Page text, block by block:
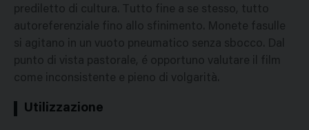
prediletto di cultura. Tutto fine a se stesso, tutto
autoreferenziale fino allo sfinimento. Monete fasulle
si agitano in un vuoto pneumatico senza sbocco. Dal
punto di vista pastorale, é opportuno valutare il film
come inconsistente e pieno di volgarità.
Utilizzazione